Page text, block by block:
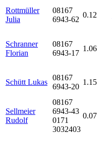
Rottmüller
Julia
08167
6943-62
0.12
Schranner
Florian
08167
6943-17
1.06
Schütt Lukas
08167
6943-20
1.15
Sellmeier
Rudolf
08167
6943-43
0171
3032403
0.07